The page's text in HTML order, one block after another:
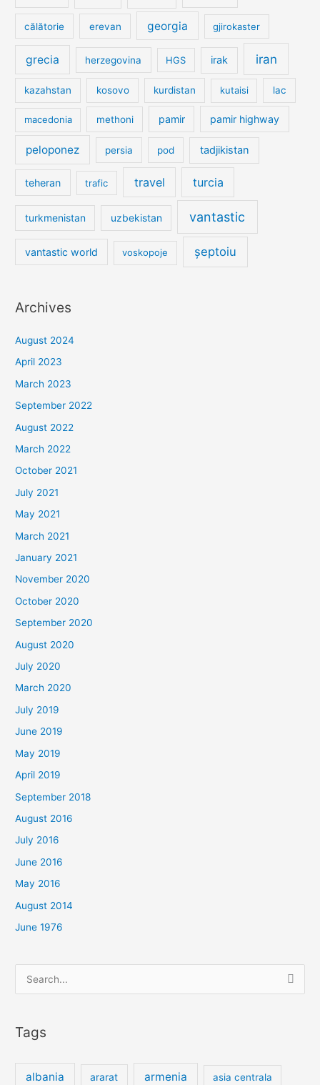
călătorie erevan georgia gjirokaster
grecia herzegovina HGS irak iran
kazahstan kosovo kurdistan kutaisi lac
macedonia methoni pamir pamir highway
peloponez persia pod tadjikistan
teheran trafic travel turcia
turkmenistan uzbekistan vantastic
vantastic world voskopoje șeptoiu
Archives
August 2024
April 2023
March 2023
September 2022
August 2022
March 2022
October 2021
July 2021
May 2021
March 2021
January 2021
November 2020
October 2020
September 2020
August 2020
July 2020
March 2020
July 2019
June 2019
May 2019
April 2019
September 2018
August 2016
July 2016
June 2016
May 2016
August 2014
June 1976
Search
for:
Tags
albania ararat armenia asia centrala